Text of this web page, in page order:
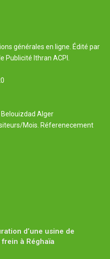
générales en ligne. Édité par
Publicité Ithran ACPI.
Alger
Mois. Réferenecement
d’une usine de
à Réghaïa